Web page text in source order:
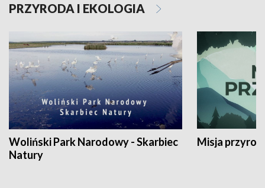
PRZYRODA I EKOLOGIA
Woliński Park Narodowy - Skarbiec
Natury
Misja